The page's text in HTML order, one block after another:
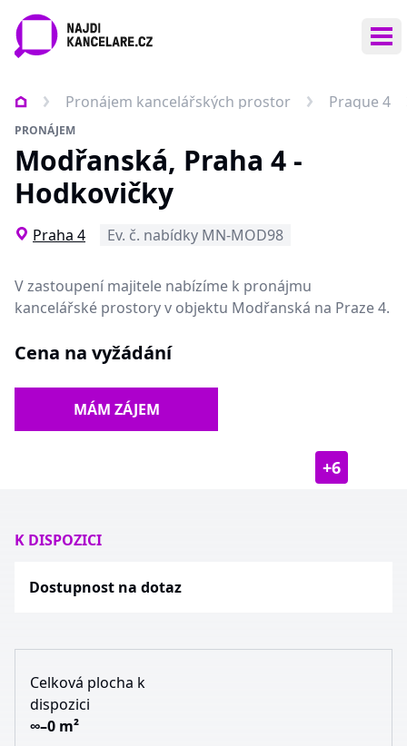
Pronájem kancelářských prostor Prague 4
PRONÁJEM
Modřanská, Praha 4 -
Hodkovičky
Praha 4 Ev. č. nabídky MN-MOD98
V zastoupení majitele nabízíme k pronájmu
kancelářské prostory v objektu Modřanská na Praze 4.
Cena na vyžádání
MÁM ZÁJEM
+6
K DISPOZICI
Dostupnost na dotaz
Celková plocha k
dispozici
∞–0 m²